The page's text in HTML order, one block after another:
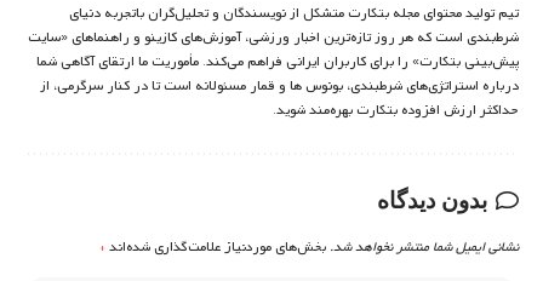
تیم تولید محتوای مجله بتکارت متشکل از نویسندگان و تحلیل‌گران باتجربه دنیای
شرط‌بندی است که هر روز تازه‌ترین اخبار ورزشی، آموزش‌های کازینو و راهنماهای «سایت
پیش‌بینی بتکارت» را برای کاربران ایرانی فراهم می‌کند. مأموریت ما ارتقای آگاهی شما
درباره استراتژی‌های شرطبندی، بونوس ها و قمار مسئولانه است تا در کنار سرگرمی، از
حداکثر ارزش افزوده بتکارت بهره‌مند شوید.
بدون دیدگاه
نشانی ایمیل شما منتشر نخواهد شد. بخش‌های موردنیاز علامت‌گذاری شده‌اند*